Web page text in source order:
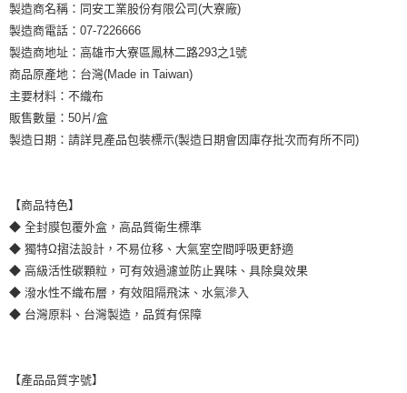
製造商名稱：同安工業股份有限公司(大寮廠)
製造商電話：07-7226666
製造商地址：高雄市大寮區鳳林二路293之1號
商品原產地：台灣(Made in Taiwan)
主要材料：不織布
販售數量：50片/盒
製造日期：請詳見產品包裝標示(製造日期會因庫存批次而有所不同)
【商品特色】
◆ 全封膜包覆外盒，高品質衛生標準
◆ 獨特Ω摺法設計，不易位移、大氣室空間呼吸更舒適
◆ 高級活性碳顆粒，可有效過濾並防止異味、具除臭效果
◆ 潑水性不織布層，有效阻隔飛沫、水氣滲入
◆ 台灣原料、台灣製造，品質有保障
【產品品質字號】